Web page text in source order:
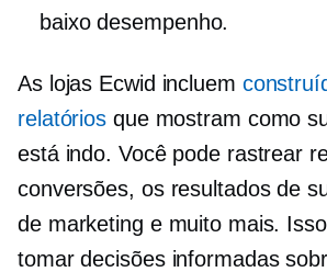
baixo desempenho.
As lojas Ecwid incluem
relatórios que mostram como
está indo. Você pode rastrear
conversões, os resultados de
de marketing e muito mais.
tomar decisões informadas